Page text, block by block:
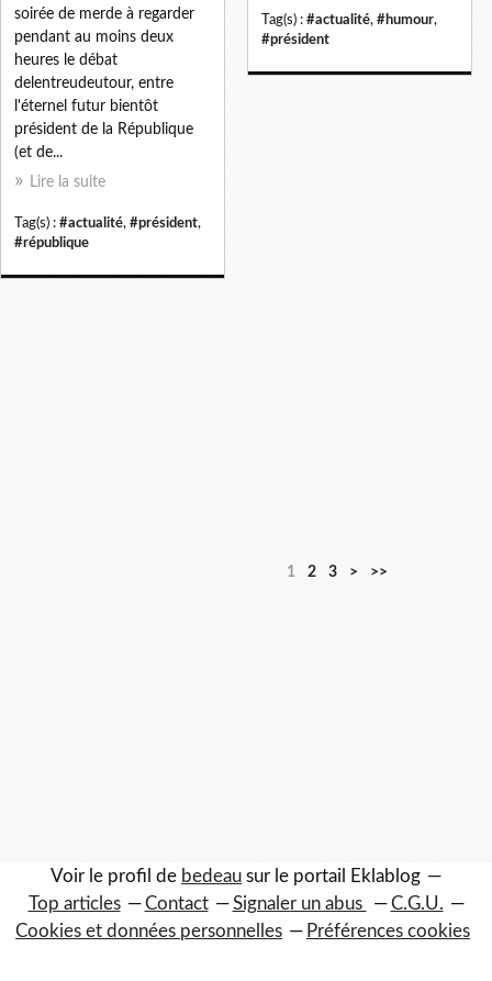
Tag(s) : #actualité, #humour,
#président
soirée de merde à regarder
pendant au moins deux
heures le débat
delentreudeutour, entre
l'éternel futur bientôt
président de la République
(et de...
Lire la suite
Tag(s) : #actualité, #président,
#république
1 2 3 > >>
Voir le profil de bedeau sur le portail Eklablog
Top articles
Contact Signaler un abus
C.G.U.
Cookies et données personnelles
Préférences cookies